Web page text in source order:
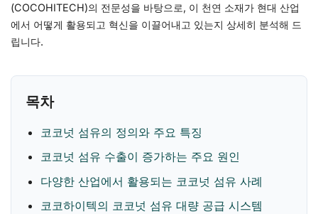
(COCOHITECH)의 전문성을 바탕으로, 이 천연 소재가 현대 산업
에서 어떻게 활용되고 혁신을 이끌어내고 있는지 상세히 분석해 드
립니다.
목차
코코넛 섬유의 정의와 주요 특징
코코넛 섬유 수출이 증가하는 주요 원인
다양한 산업에서 활용되는 코코넛 섬유 사례
코코하이텍의 코코넛 섬유 대량 공급 시스템